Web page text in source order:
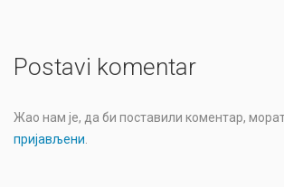
Postavi komentar
Жао нам је, да би поставили коментар,
пријављени